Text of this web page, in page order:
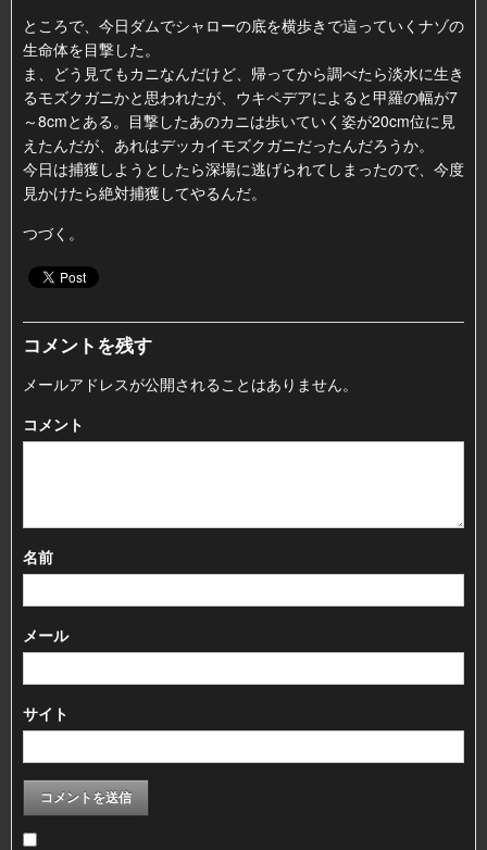
ところで、今日ダムでシャローの底を横歩きで這っていくナゾの
生命体を目撃した。
ま、どう見てもカニなんだけど、帰ってから調べたら淡水に生き
るモズクガニかと思われたが、ウキペデアによると甲羅の幅が7
～8cmとある。目撃したあのカニは歩いていく姿が20cm位に見
えたんだが、あれはデッカイモズクガニだったんだろうか。
今日は捕獲しようとしたら深場に逃げられてしまったので、今度
見かけたら絶対捕獲してやるんだ。
つづく。
コメントを残す
メールアドレスが公開されることはありません。
コメント
名前
メール
サイト